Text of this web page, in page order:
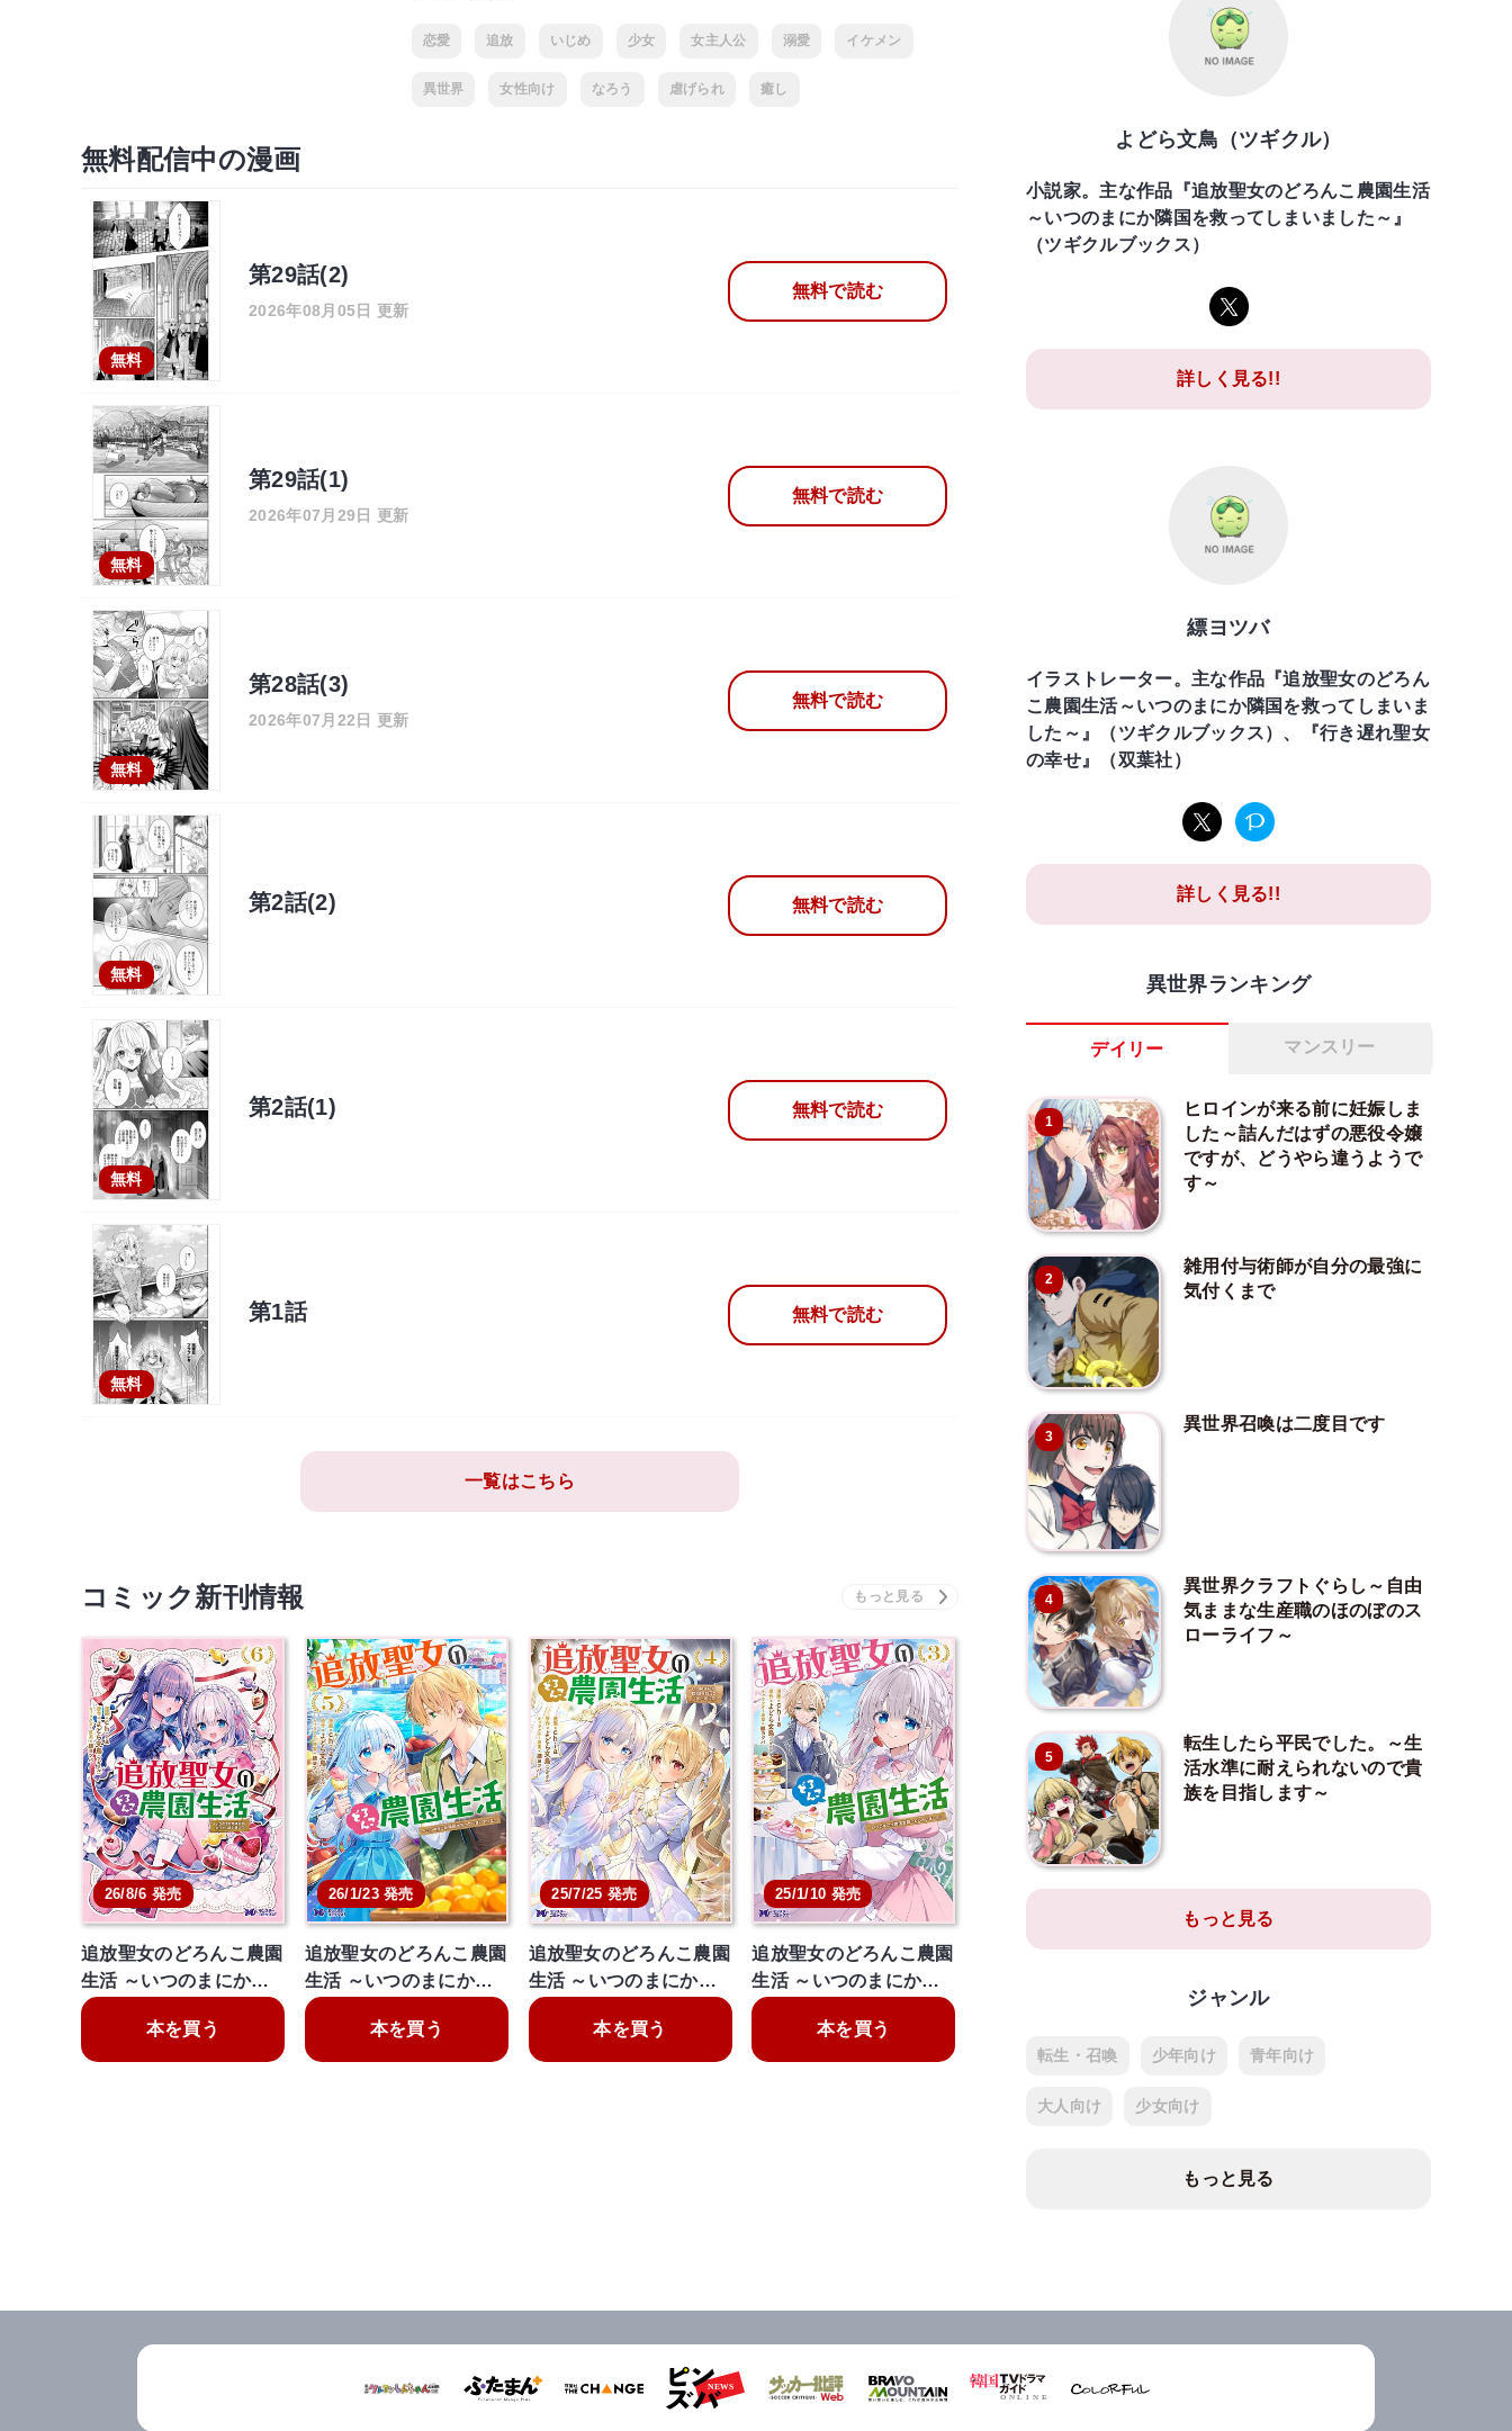
恋愛 追放 いじめ 少女 女主人公 溺愛 イケメン
異世界 女性向け なろう 虐げられ 癒し
無料配信中の漫画
無料
第29話(2)
2026年08月05日 更新
無料で読む
無料
第29話(1)
2026年07月29日 更新
無料で読む
無料
第28話(3)
2026年07月22日 更新
無料で読む
無料
第2話(2) 無料で読む
無料
第2話(1) 無料で読む
無料
第1話 無料で読む
一覧はこちら
コミック新刊情報
26/8/6 発売
追放聖女のどろんこ農園
生活 ～いつのまにか…
本を買う
26/1/23 発売
追放聖女のどろんこ農園
生活 ～いつのまにか…
本を買う
25/7/25 発売
追放聖女のどろんこ農園
生活 ～いつのまにか…
本を買う
25/1/10 発売
追放聖女のどろんこ農園
生活 ～いつのまにか…
本を買う
よどら文鳥（ツギクル）
小説家。主な作品『追放聖女のどろんこ農園生活
～いつのまにか隣国を救ってしまいました～』
（ツギクルブックス）
詳しく見る!!
縹ヨツバ
イラストレーター。主な作品『追放聖女のどろん
こ農園生活～いつのまにか隣国を救ってしまいま
した～』（ツギクルブックス）、『行き遅れ聖女
の幸せ』（双葉社）
詳しく見る!!
異世界ランキング
デイリー マンスリー
1
ヒロインが来る前に妊娠しま
した～詰んだはずの悪役令嬢
ですが、どうやら違うようで
す～
2
雑用付与術師が自分の最強に
気付くまで
3
異世界召喚は二度目です
4
異世界クラフトぐらし～自由
気ままな生産職のほのぼのス
ローライフ～
5
転生したら平民でした。～生
活水準に耐えられないので貴
族を目指します～
もっと見る
ジャンル
転生・召喚 少年向け 青年向け
大人向け 少女向け
もっと見る